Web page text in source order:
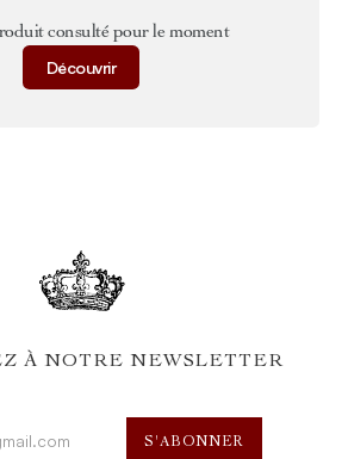
consulté pour le moment
Découvrir
À NOTRE NEWSLETTER